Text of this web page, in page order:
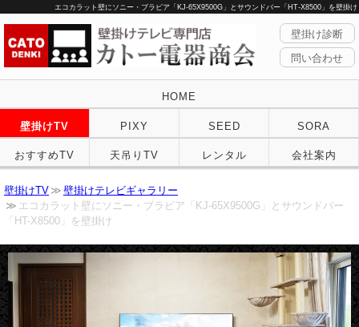
エコカラット壁にソニー・ブラビア「KJ-65X9500G」とサウンドバー「HT-X8500」を壁掛け
壁掛け診断
問い合わせ
HOME
壁掛けTV PIXY SEED SORA
おすすめTV 天吊りTV レンタル 会社案内
壁掛けTV
壁掛けテレビギャラリー
エコカラット壁にソニー・ブラビア「KJ-65X9500G」とサウンドバー
「HT-X8500」を壁掛け